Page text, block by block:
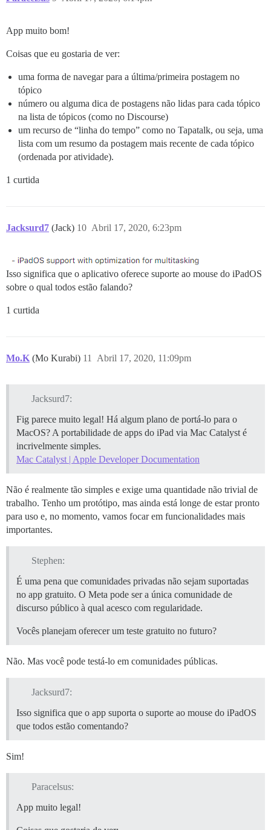
App muito bom!
Coisas que eu gostaria de ver:
uma forma de navegar para a última/primeira postagem no
tópico
número ou alguma dica de postagens não lidas para cada tópico
na lista de tópicos (como no Discourse)
um recurso de “linha do tempo” como no Tapatalk, ou seja, uma
lista com um resumo da postagem mais recente de cada tópico
(ordenada por atividade).
1 curtida
Jacksurd7 (Jack) Abril 17, 2020, 6:23pm
10
Isso significa que o aplicativo oferece suporte ao mouse do iPadOS
sobre o qual todos estão falando?
1 curtida
Mo.K (Mo Kurabi) Abril 17, 2020, 11:09pm
11
Jacksurd7:
Fig parece muito legal! Há algum plano de portá-lo para o
MacOS? A portabilidade de apps do iPad via Mac Catalyst é
incrivelmente simples.
Mac Catalyst | Apple Developer Documentation
Não é realmente tão simples e exige uma quantidade não trivial de
trabalho. Tenho um protótipo, mas ainda está longe de estar pronto
para uso e, no momento, vamos focar em funcionalidades mais
importantes.
Stephen:
É uma pena que comunidades privadas não sejam suportadas
no app gratuito. O Meta pode ser a única comunidade de
discurso público à qual acesco com regularidade.
Vocês planejam oferecer um teste gratuito no futuro?
Não. Mas você pode testá-lo em comunidades públicas.
Jacksurd7:
Isso significa que o app suporta o suporte ao mouse do iPadOS
que todos estão comentando?
Sim!
Paracelsus:
App muito legal!